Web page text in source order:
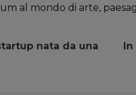
al mondo di arte,
nata da una
In